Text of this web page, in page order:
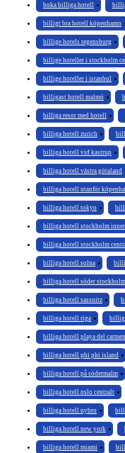
boka billiga hotell
billigt bra hotell köpenhamn
billige hotels regensburg
billige hoteller i stockholm
billige hoteller i istanbul
billigast hotell malmö
billiga resor med hotell
billiga hotell zurich
billiga hotell vid kastrup
billiga hotell västra götaland
billiga hotell utanför
billiga hotell tokyo
billiga hotell stockholm
billiga hotell stockholm
billiga hotell solna
billiga hotell söder stockholm
billiga hotell sassnitz
billiga hotell riga
billiga hotell playa del carmen
billiga hotell phi phi island
billiga hotell på södermalm
billiga hotell oslo centralt
billiga hotell nybro
billiga hotell new york
billiga hotell miami